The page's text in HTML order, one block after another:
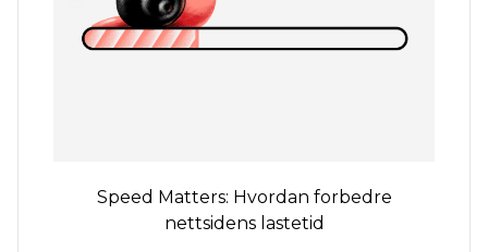
Speed ​​Matters: Hvordan forbedre
nettsidens lastetid